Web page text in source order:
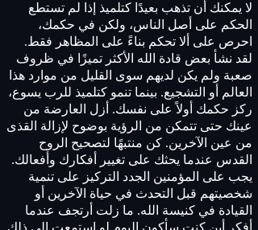
لا يمكنك أن تذهب بعيدًا كتلميذ إذا لم تستطع
الحكم على أصل الناس، ولكن في حكمك،
احرص على ألا تحكم بناءً على المظاهر فقط.
لقد نشأ بعض قادة الله الأكثر تميزًا في ظروف
صعبة ولم يكن لديهم سوى القليل من موارد هذا
العالم أو التشجيع. بينما تنمو كتلميذ للرب يسوع،
ركز حكمك أولاً على نفسك. أزل العارضة من
عينك حتى تتمكن من الرؤية بوضوح لإزالة القذى
من عين الآخرين. كن منتبهًا لتصحيح الروح
القدس عندما يحثك على تغيير أفكارك وأفعالك.
يجب على المؤمنين الجدد التركيز على تنمية
شخصيتهم قبل التحدث في حياة الآخرين أو
القيادة في كنيسة الله. ما زلت أرتجف عندما
أفكر أين كنت سأكون اليوم لو استمعت إلى ذلك